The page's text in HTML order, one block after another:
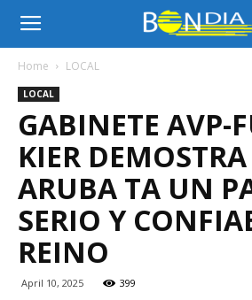
Bon
Dia
Aruba
Home LOCAL
LOCAL
GABINETE AVP-
KIER
ARUBA TA UN
SERIO Y
REINO
April 10, 2025 399